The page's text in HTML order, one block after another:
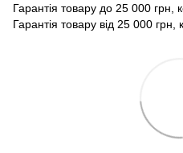
Гарантія товару до 25 000 грн,
Гарантія товару від 25 000 грн,